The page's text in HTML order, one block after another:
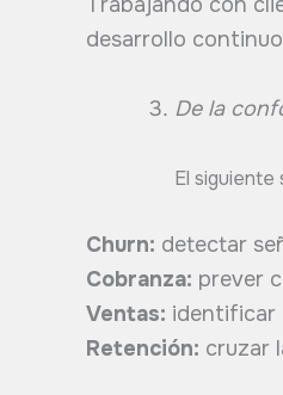
desarrollo
De la
El
Churn: detectar
Cobranza: prever
Ventas: identificar
Retención: cruzar